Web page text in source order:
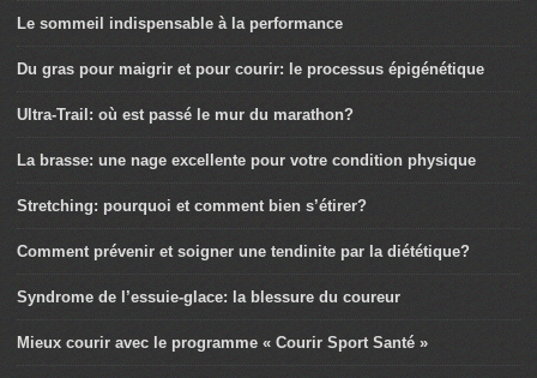
Le sommeil indispensable à la performance
Du gras pour maigrir et pour courir: le processus épigénétique
Ultra-Trail: où est passé le mur du marathon?
La brasse: une nage excellente pour votre condition physique
Stretching: pourquoi et comment bien s’étirer?
Comment prévenir et soigner une tendinite par la diététique?
Syndrome de l’essuie-glace: la blessure du coureur
Mieux courir avec le programme « Courir Sport Santé »